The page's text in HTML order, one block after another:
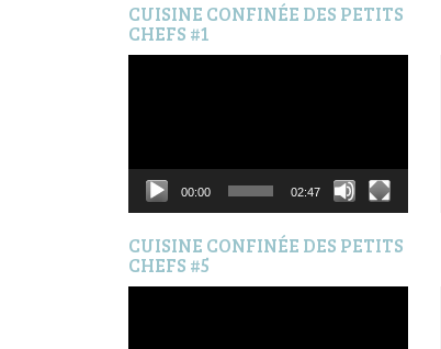
CUISINE CONFINÉE DES PETITS
CHEFS #1
00:00 02:47
CUISINE CONFINÉE DES PETITS
CHEFS #5